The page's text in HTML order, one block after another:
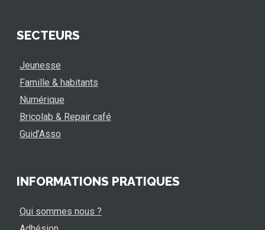
SECTEURS
Jeunesse
Famille & habitants
Numérique
Bricolab & Repair café
Guid’Asso
INFORMATIONS PRATIQUES
Qui sommes nous ?